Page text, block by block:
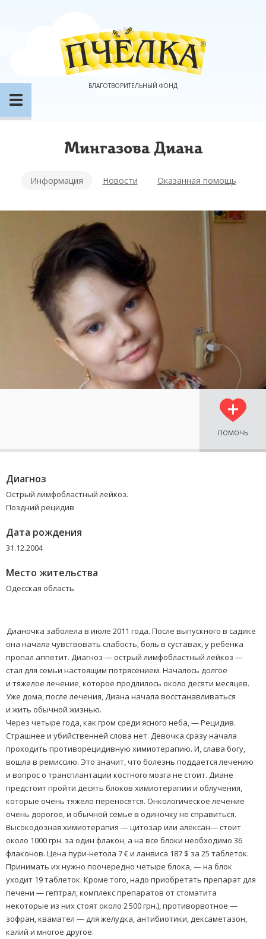
БЛАГОТВОРИТЕЛЬНЫЙ ФОНД
Мингазова Диана
Информация Новости Оказанная помощь
ПОМОЧЬ
Диагноз
Острый лимфобластный лейкоз.
Поздний рецидив
Дата рождения
31.12.2004
Место жительства
Одесская область
«Дианочка заболела в июле 2011 года. После выпускного в садике
она начала чувствовать слабость, боль в суставах, у ребенка
пропал аппетит. Диагноз — острый лимфобластный лейкоз —
стал для семьи настоящим потрясением. Началось долгое
и тяжелое лечение, которое продлилось около десяти месяцев.
Уже дома, после лечения, Диана начала восстанавливаться
и жить обычной жизнью.
Через четыре года, как гром среди ясного неба, — Рецидив.
Страшнее и убийственней слова нет. Девочка сразу начала
проходить противорецидивную химиотерапию. И, слава богу,
вошла в ремиссию. Это значит, что болезнь поддается лечению
и вопрос о трансплантации костного мозга не стоит. Диане
предстоит пройти десять блоков химиотерапии и облучения,
которые очень тяжело переносятся. Онкологическое лечение
очень дорогое, и обычной семье в одиночку не справиться.
Высокодозная химиотерапия — цитозар или алексан— стоит
около 1000 грн. за один флакон, а на все блоки необходимо 36
флаконов. Цена пури-нетола 7 € и ланвиса 187 $ за 25 таблеток.
Принимать их нужно поочередно четыре блока, — на блок
уходит 19 таблеток. Кроме того, надо приобретать препарат для
печени — гептрал, комплекс препаратов от стоматита
(некоторые из них стоят около 2 500 грн.), противорвотное —
зофран, квамател — для желудка, антибиотики, дексаметазон,
калий и многое другое.